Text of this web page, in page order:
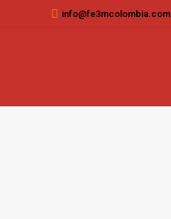
info@fe3mcolombia.com